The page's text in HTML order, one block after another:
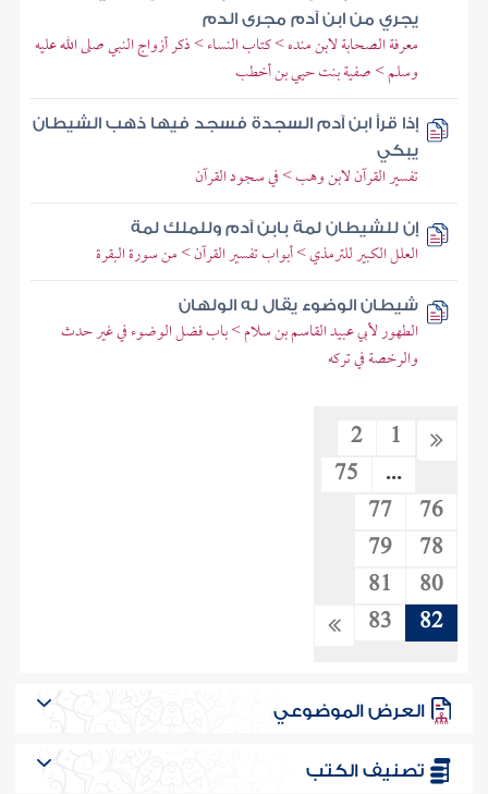
يجري من ابن آدم مجرى الدم
معرفة الصحابة لابن منده > كتاب النساء > ذكر أزواج النبي صلى الله عليه
وسلم > صفية بنت حيي بن أخطب
إذا قرأ ابن آدم السجدة فسجد فيها ذهب الشيطان
يبكي
تفسير القرآن لابن وهب > في سجود القرآن
إن للشيطان لمة بابن آدم وللملك لمة
العلل الكبير للترمذي > أبواب تفسير القرآن > من سورة البقرة
شيطان الوضوء يقال له الولهان
الطهور لأبي عبيد القاسم بن سلام > باب فضل الوضوء في غير حدث
والرخصة في تركه
1
2
...
75
76
77
78
79
80
81
82
83
العرض الموضوعي
تصنيف الكتب